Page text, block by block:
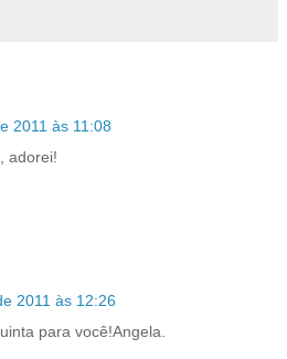
2011 às 11:08
adorei!
2011 às 12:26
para você!Angela.